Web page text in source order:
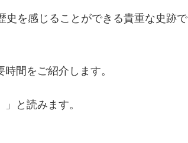
史を感じることができる貴重な史跡で
間をご紹介します。
と読みます。